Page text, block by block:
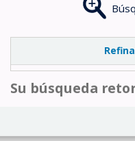
Su búsqueda